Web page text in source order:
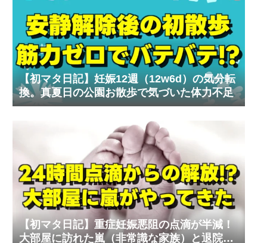
【初マタ日記】妊娠12週（12w6d）の気分転
換。真夏日の公園お散歩で気づいた体力不足
【初マタ日記】重症妊娠悪阻の点滴が半減！
大部屋に訪れた嵐（非常識な家族）と退院の